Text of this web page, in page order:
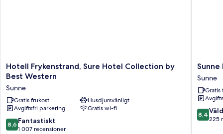
Hotell
Frykenstrand,
Hotel
Collection
by
Best
Western
Hotell Frykenstrand, Sure Hotel Collection by
Best Western
Sunne
Gratis frukost
Husdjursvänligt
Avgiftsfri parkering
Gratis wi-fi
8.6
av
8,6 Fantastiskt
1 007 recensioner
Sunne
B&B
Sunne
Sunne
Sunne
Gratis
8.4
av
8,4
225